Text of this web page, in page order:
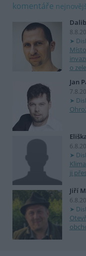
komentáře
o
Jan
ji
Jiří